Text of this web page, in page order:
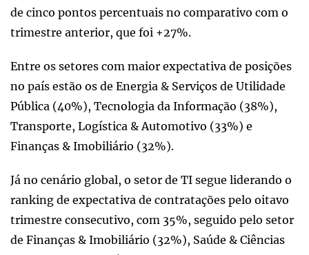
de cinco pontos percentuais no comparativo com o
trimestre anterior, que foi +27%.
Entre os setores com maior expectativa de posições
no país estão os de Energia & Serviços de Utilidade
Pública (40%), Tecnologia da Informação (38%),
Transporte, Logística & Automotivo (33%) e
Finanças & Imobiliário (32%).
Já no cenário global, o setor de TI segue liderando o
ranking de expectativa de contratações pelo oitavo
trimestre consecutivo, com 35%, seguido pelo setor
de Finanças & Imobiliário (32%), Saúde & Ciências